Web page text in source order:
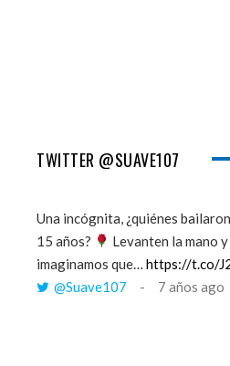
TWITTER @SUAVE107
Una incógnita, ¿quiénes
15 años?
Levanten la mano
imaginamos que… https://t.co/
@Suave107
7 años ago